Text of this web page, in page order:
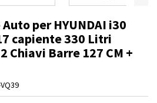
per HYUNDAI i30
capiente 330 Litri
Chiavi Barre 127 CM +